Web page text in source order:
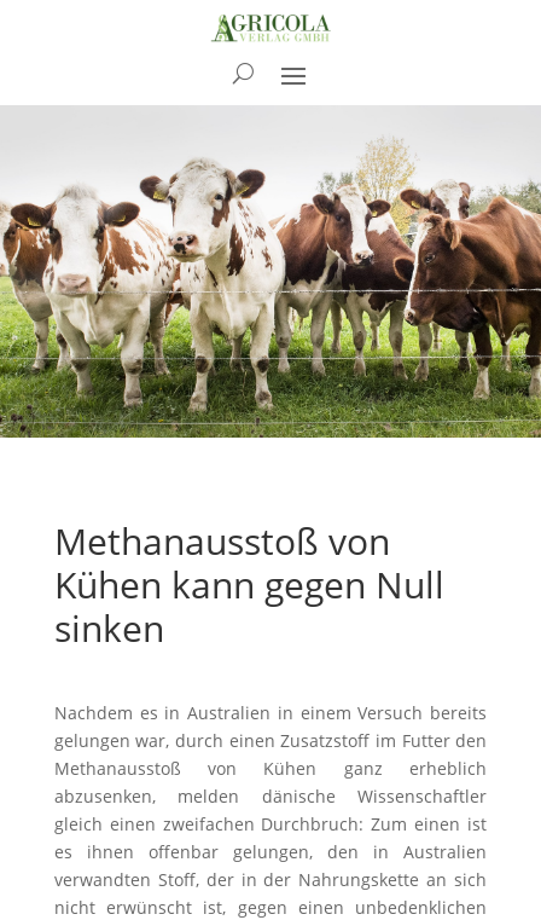
News
Methanausstoß von
Kühen kann gegen Null
sinken
Nachdem es in Australien in einem Versuch bereits
gelungen war, durch einen Zusatzstoff im Futter den
Methanausstoß von Kühen ganz erheblich
abzusenken, melden dänische Wissenschaftler
gleich einen zweifachen Durchbruch: Zum einen ist
es ihnen offenbar gelungen, den in Australien
verwandten Stoff, der in der Nahrungskette an sich
nicht erwünscht ist, gegen einen unbedenklichen